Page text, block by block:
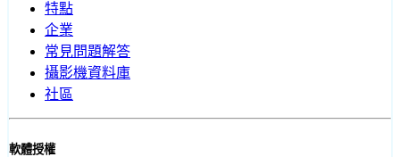
特點
企業
常見問題解答
攝影機資料庫
社區
軟體授權